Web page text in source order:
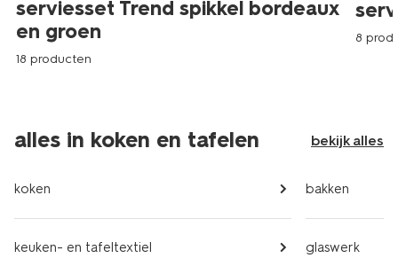
serviesset Trend spikkel bordeaux
en groen
18 producten
8
alles in koken en tafelen bekijk alles
koken
keuken- en tafeltextiel
bakken
glaswerk